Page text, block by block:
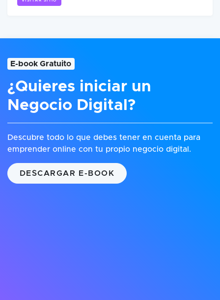
E-book Gratuito
¿Quieres iniciar un
Negocio Digital?
Descubre todo lo que debes tener en cuenta para
emprender online con tu propio negocio digital.
DESCARGAR E-BOOK